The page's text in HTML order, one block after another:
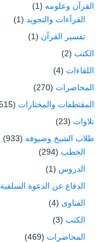
القرآن وعلومه (1)
القرآءات والتجويد (1)
تفسير القرآن (1)
الكتب (2)
اللقاءات (4)
المحاضرات (270)
المقتطفات والمختارات (515)
تلاوات (23)
طلاب الشيخ وضيوفه (933)
الخطب (294)
الدروس (1)
الدفاع عن الدعوة السلفية
الفتاوى (4)
الكتب (3)
المحاضرات (469)